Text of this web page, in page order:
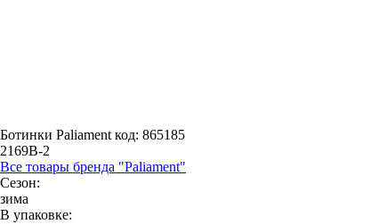
Ботинки Paliament код: 865185
2169B-2
Все товары бренда "Paliament"
Сезон:
зима
В упаковке: